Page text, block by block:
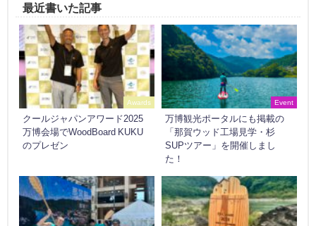
最近書いた記事
Awards
クールジャパンアワード2025
万博会場でWoodBoard KUKU
のプレゼン
Event
万博観光ポータルにも掲載の
「那賀ウッド工場見学・杉
SUPツアー」を開催しまし
た！